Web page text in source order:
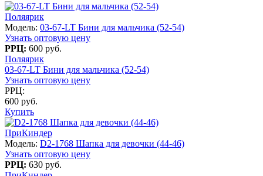
Поляярик
Модель: 03-67-LT Бини для мальчика (52-54)
Узнать оптовую цену
РРЦ: 600 руб.
Поляярик
03-67-LT Бини для мальчика (52-54)
Узнать оптовую цену
РРЦ:
600 руб.
Купить
ПриКиндер
Модель: D2-1768 Шапка для девочки (44-46)
Узнать оптовую цену
РРЦ: 630 руб.